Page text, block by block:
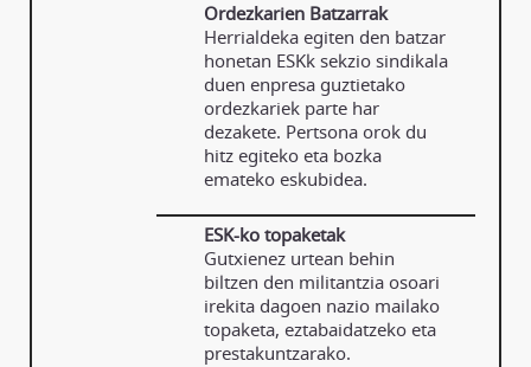
Ordezkarien Batzarrak
Herrialdeka egiten den batzar
honetan ESKk sekzio sindikala
duen enpresa guztietako
ordezkariek parte har
dezakete. Pertsona orok du
hitz egiteko eta bozka
emateko eskubidea.
ESK-ko topaketak
Gutxienez urtean behin
biltzen den militantzia osoari
irekita dagoen nazio mailako
topaketa, eztabaidatzeko eta
prestakuntzarako.